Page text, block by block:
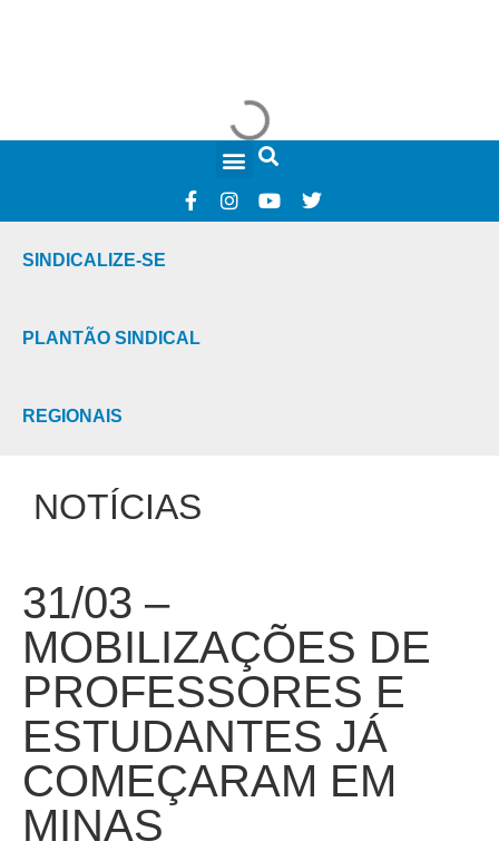
SINDICALIZE-SE
PLANTÃO SINDICAL
REGIONAIS
NOTÍCIAS
31/03 –
MOBILIZAÇÕES DE
PROFESSORES E
ESTUDANTES JÁ
COMEÇARAM EM
MINAS